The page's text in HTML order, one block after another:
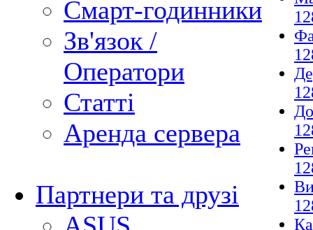
Смарт-годинники
Зв'язок /
Оператори
Статті
Аренда сервера
Партнери та друзі